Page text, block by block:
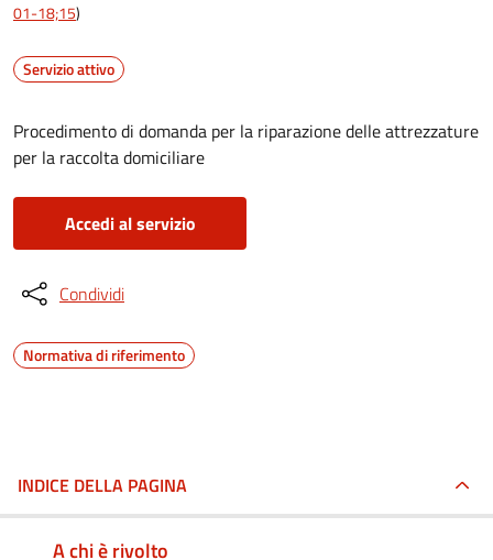
01-18;15)
Servizio attivo
Procedimento di domanda per la riparazione delle attrezzature
per la raccolta domiciliare
Accedi al servizio
Condividi
Normativa di riferimento
INDICE DELLA PAGINA
A chi è rivolto